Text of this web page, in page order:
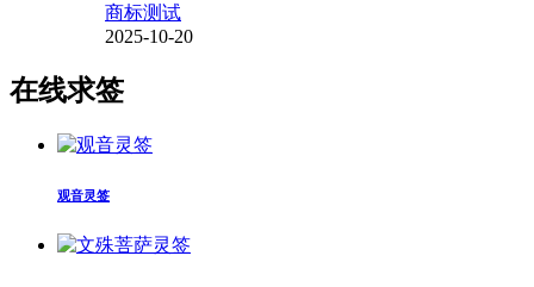
商标测试
2025-10-20
在线求签
观音灵签